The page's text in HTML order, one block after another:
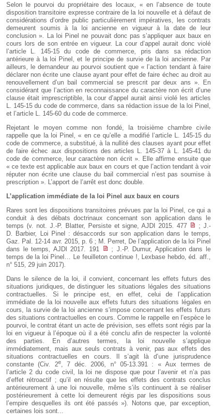
Selon le pourvoi du propriétaire des locaux, « en l’absence de toute
disposition transitoire expresse contraire de la loi nouvelle et à défaut de
considérations d’ordre public particulièrement impératives, les contrats
demeurent soumis à la loi ancienne en vigueur à la date de leur
conclusion ». La loi Pinel ne pouvait donc pas s’appliquer aux baux en
cours lors de son entrée en vigueur. La cour d’appel aurait donc violé
l’article L. 145-15 du code de commerce, pris dans sa rédaction
antérieure à la loi Pinel, et le principe de survie de la loi ancienne. Par
ailleurs, le demandeur au pourvoi soutient que « l’action tendant à faire
déclarer non écrite une clause ayant pour effet de faire échec au droit au
renouvellement d’un bail commercial se prescrit par deux ans ». En
considérant que l’action en reconnaissance du caractère non écrit d’une
clause était imprescriptible, la cour d’appel aurait ainsi violé les articles
L. 145-15 du code de commerce, dans sa rédaction issue de la loi Pinel,
et l’article L. 145-60 du code de commerce.
Rejetant le moyen comme non fondé, la troisième chambre civile
rappelle que la loi Pinel, « en ce qu’elle a modifié l’article L. 145-15 du
code de commerce, a substitué, à la nullité des clauses ayant pour effet
de faire échec aux dispositions des articles L. 145-37 à L. 145-41 du
code de commerce, leur caractère non écrit ». Elle affirme ensuite que
« ce texte est applicable aux baux en cours et que l’action tendant à voir
réputer non écrite une clause du bail commercial n’est pas soumise à
prescription ». L’apport de l’arrêt est donc double.
L’application immédiate de la loi Pinel aux baux en cours
Rares sont les dispositions transitoires prévues par la loi Pinel, ce qui a
conduit à des débats doctrinaux concernant son application dans le
temps (v. not. J.-P. Blatter, Persiste et signe, AJDI 2015. 477
; J.-
D. Barbier, Loi Pinel : désaccords sur son application dans le temps,
Gaz. Pal. 12-14 avr. 2015, p. 6 ; M. Perret, De l’application de la loi Pinel
dans le temps, AJDI 2017. 191
; J.-P. Dumur, Application dans le
temps de la loi Pinel… Le feuilleton continue !, Lexbase hebdo, éd. aff.,
n° 515, 29 juin 2017).
Dans le silence de la loi, il convient, concernant les effets futurs des
situations juridiques, de distinguer les situations légales des situations
contractuelles. Si le principe est, en effet, celui de l’application
immédiate de la loi nouvelle aux effets futurs des situations légales en
cours, la survie de la loi ancienne s’impose concernant les effets futurs
des situations contractuelles en cours. Comme le rappelle en l’espèce le
pourvoi, le contrat étant un acte de prévision, ses effets sont régis par la
loi en vigueur à l’époque où il a été conclu afin de respecter la volonté
des parties. En d’autres termes, la loi nouvelle s’applique
immédiatement, mais aux seuls contrats à venir, pas aux effets des
situations contractuelles en cours. Il s’agit là d’une jurisprudence
constante (Civ. 2e, 7 déc. 2006, n° 05-13.391 : « Aux termes de
l’article 2 du code civil, la loi ne dispose que pour l’avenir et n’a pas
d’effet rétroactif ; qu’il en résulte que les effets des contrats conclus
antérieurement à une loi nouvelle, même s’ils continuent à se réaliser
postérieurement à cette loi demeurent régis par les dispositions sous
l’empire desquelles ils ont été passés »). Notons que, par exception,
certaines lois sont...